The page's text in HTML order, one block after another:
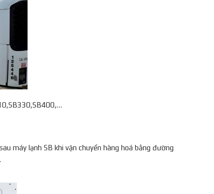
máy lạnh SB khi vận chuyển hàng hoá bằng đường